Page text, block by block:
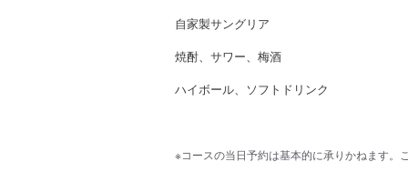
自家製サングリア
焼酎、サワー、梅酒
ハイボール、ソフトドリンク
※コースの当日予約は基本的に承りかねます。